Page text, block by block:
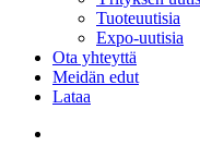
Tuoteuutisia
Expo-uutisia
Ota yhteyttä
Meidän edut
Lataa